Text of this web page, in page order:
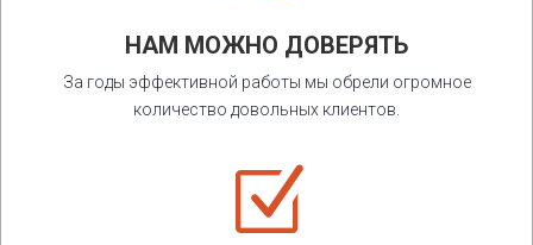
НАМ МОЖНО ДОВЕРЯТЬ
За годы эффективной работы мы обрели огромное
количество довольных клиентов.
Z